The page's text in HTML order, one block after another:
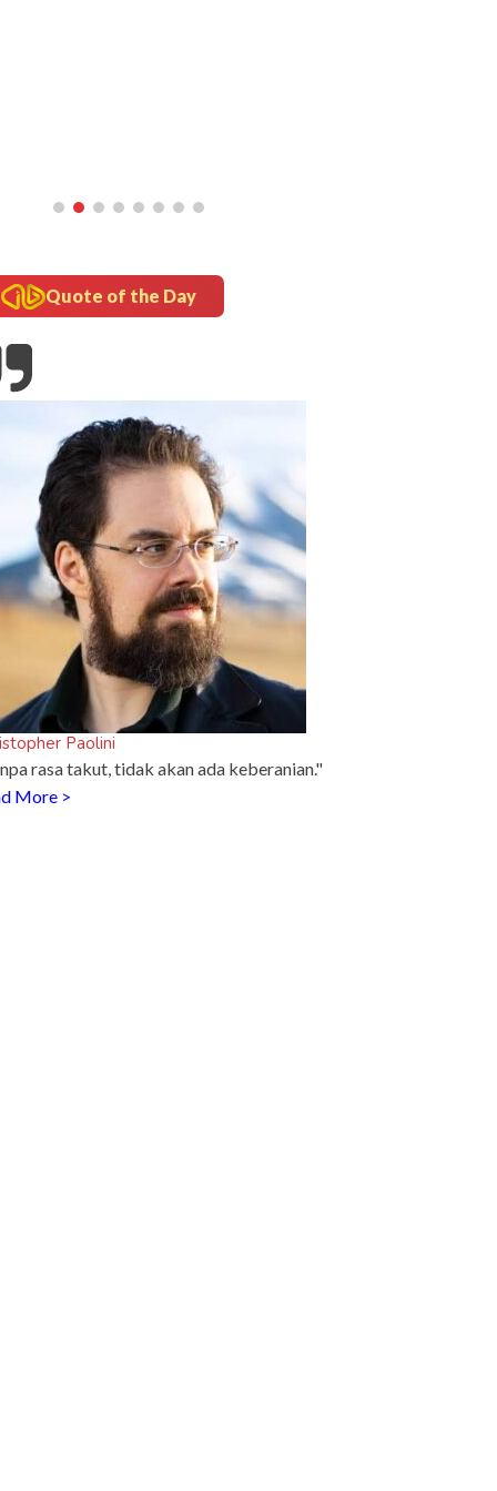
Quote of the Day
Paolini
rasa takut, tidak akan ada keberanian."
More >